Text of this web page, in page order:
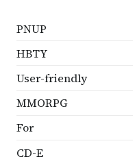
PNUP
HBTY
User-friendly
MMORPG
For
CD-E